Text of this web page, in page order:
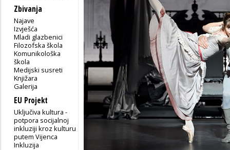
Zbivanja
Najave
Izvješća
Mladi glazbenici
Filozofska škola
Komunikološka
škola
Medijski susreti
Knjižara
Galerija
EU Projekt
Uključiva kultura -
potpora socijalnoj
inkluziji kroz kulturu
putem Vijenca
Inkluzija